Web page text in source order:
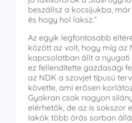
beszállsz a kocsijukba,
és hogy hol laksz.”
Az egyik legfontosabb
között az volt, hogy míg az
kapcsolatban állt a nyugati
ez fellendítette gazdasági
az NDK a szovjet típusú
követte, ami erősen
Gyakran csak nagyon
elérhetők, de az is sokszor
lakók több órás sorban